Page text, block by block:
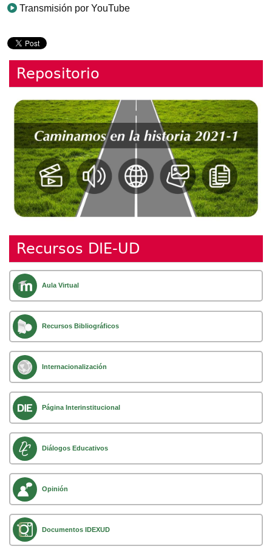
Transmisión por YouTube
Repositorio
Recursos DIE-UD
Aula Virtual
Recursos Bibliográficos
Internacionalización
Página Interinstitucional
Diálogos Educativos
Opinión
Documentos IDEXUD